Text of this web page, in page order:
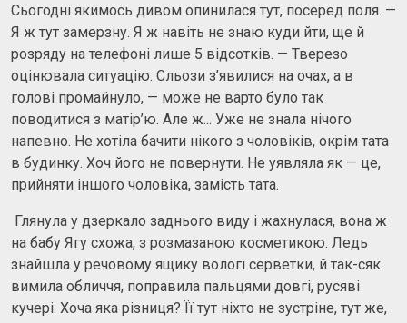
Сьогодні якимось дивом опинилася тут, посеред поля. —
Я ж тут замерзну. Я ж навіть не знаю куди йти, ще й
розряду на телефоні лише 5 відсотків. — Тверезо
оцінювала ситуацію. Сльози з’явилися на очах, а в
голові промайнуло, — може не варто було так
поводитися з матір’ю. Але ж... Уже не знала нічого
напевно. Не хотіла бачити нікого з чоловіків, окрім тата
в будинку. Хоч його не повернути. Не уявляла як — це,
прийняти іншого чоловіка, замість тата.
Глянула у дзеркало заднього виду і жахнулася, вона ж
на бабу Ягу схожа, з розмазаною косметикою. Ледь
знайшла у речовому ящику вологі серветки, й так-сяк
вимила обличчя, поправила пальцями довгі, русяві
кучері. Хоча яка різниця? Її тут ніхто не зустріне, тут же,